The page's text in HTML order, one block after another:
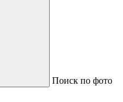
Поиск по фото